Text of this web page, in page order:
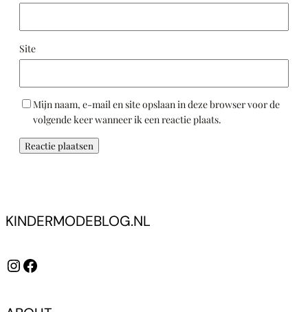
Site
Mijn naam, e-mail en site opslaan in deze browser voor de
volgende keer wanneer ik een reactie plaats.
KINDERMODEBLOG.NL
InstagramFacebook